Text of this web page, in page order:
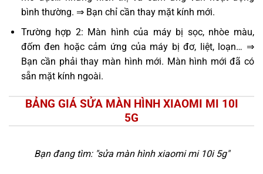
bình thường. ⇒ Bạn chỉ cần thay mặt kính mới.
Trường hợp 2: Màn hình của máy bị sọc, nhòe màu,
đốm đen hoặc cảm ứng của máy bị đơ, liệt, loạn… ⇒
Bạn cần phải thay màn hình mới. Màn hình mới đã có
sẵn mặt kính ngoài.
BẢNG GIÁ SỬA MÀN HÌNH XIAOMI MI 10I
5G
Bạn đang tìm: "sửa màn hình xiaomi mi 10i 5g"